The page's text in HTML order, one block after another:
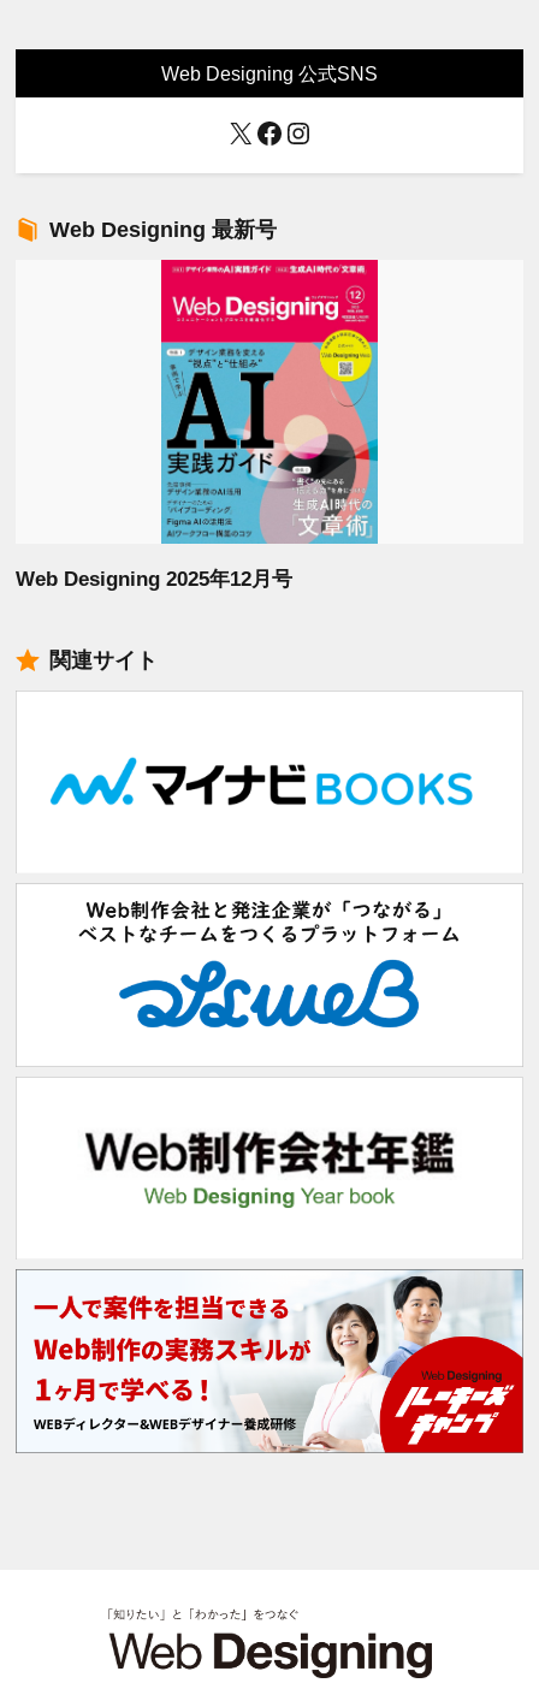
Web Designing 公式SNS
X Facebook
Instagram
Web Designing 最新号
Web Designing 2025年12月号
関連サイト